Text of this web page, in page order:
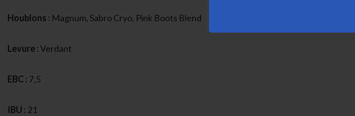
Houblons : Magnum, Sabro Cryo, Pink Boots Blend
Levure :Verdant
EBC : 7,5
IBU : 21